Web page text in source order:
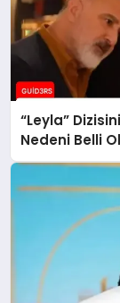
“Leyla”
Nedeni Belli